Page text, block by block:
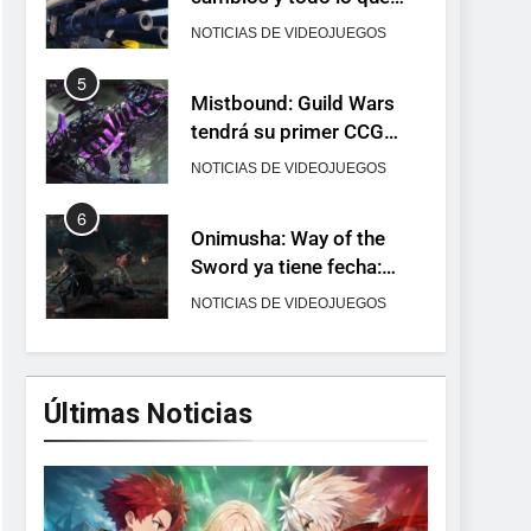
llega con el lanzamiento
NOTICIAS DE VIDEOJUEGOS
5
Mistbound: Guild Wars
tendrá su primer CCG
digital para PC y móviles
NOTICIAS DE VIDEOJUEGOS
6
Onimusha: Way of the
Sword ya tiene fecha:
Capcom lanza demo
NOTICIAS DE VIDEOJUEGOS
7
No Rest for the Wicked
confirma su versión 1.0
NOTICIAS DE VIDEOJUEGOS
8
Stuntman: Hollywood
Últimas Noticias